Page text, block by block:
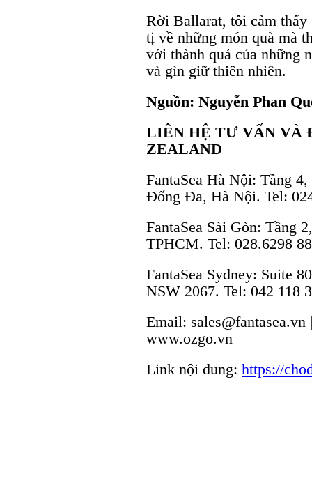
Rời Ballarat, tôi cảm
tị về những món quà mà
với thành quả của những
và gìn giữ thiên nhiên.
Nguồn: Nguyễn Phan
LIÊN HỆ TƯ VẤN VÀ
ZEALAND
FantaSea Hà Nội: Tầng
Đống Đa, Hà Nội. Tel:
FantaSea Sài Gòn: Tầng
TPHCM. Tel: 028.6298
FantaSea Sydney: Suite
NSW 2067. Tel: 042 118
Email:
www.ozgo.vn
Link nội dung: https://